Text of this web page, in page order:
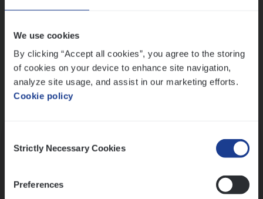
We use cookies
By clicking “Accept all cookies”, you agree to the storing
of cookies on your device to enhance site navigation,
analyze site usage, and assist in our marketing efforts.
Cookie policy
Selection
Strictly Necessary Cookies
Preferences